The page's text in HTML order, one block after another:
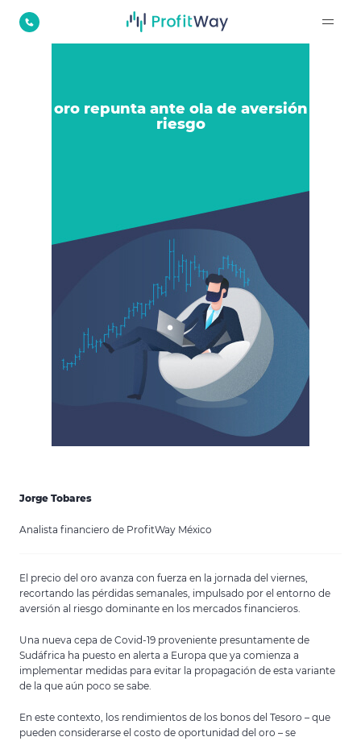
El oro repunta ante ola de aversión al
riesgo
Jorge Tobares
Analista financiero de ProfitWay México
El precio del oro avanza con fuerza en la jornada del viernes,
recortando las pérdidas semanales, impulsado por el entorno de
aversión al riesgo dominante en los mercados financieros.
Una nueva cepa de Covid-19 proveniente presuntamente de
Sudáfrica ha puesto en alerta a Europa que ya comienza a
implementar medidas para evitar la propagación de esta variante
de la que aún poco se sabe.
En este contexto, los rendimientos de los bonos del Tesoro – que
pueden considerarse el costo de oportunidad del oro – se